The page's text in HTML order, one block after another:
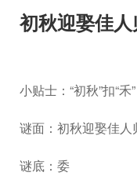
初秋迎娶佳人
小贴士：“初秋”扣“禾”
谜面：初秋迎娶佳人
谜底：委